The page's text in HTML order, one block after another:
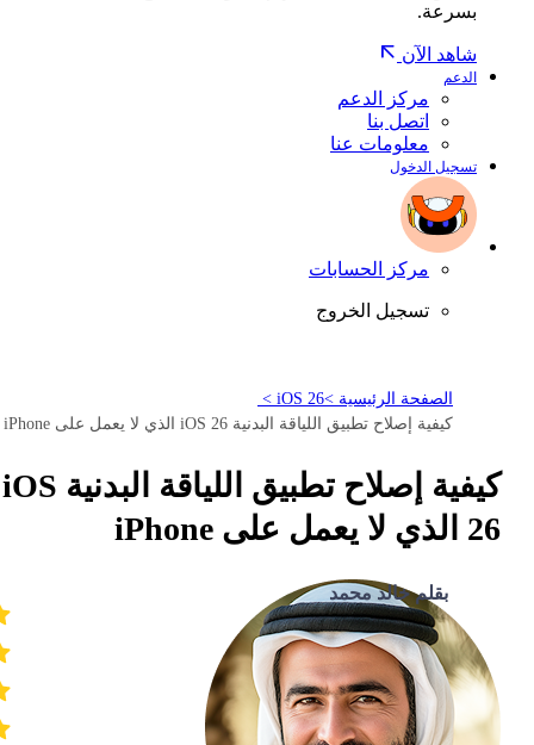
بسرعة.
شاهد الآن
الدعم
مركز الدعم
اتصل بنا
معلومات عنا
تسجيل الدخول
مركز الحسابات
تسجيل الخروج
الصفحة الرئيسية >iOS 26 >
كيفية إصلاح تطبيق اللياقة البدنية iOS 26 الذي لا يعمل على iPhone
كيفية إصلاح تطبيق اللياقة البدنية iOS
26 الذي لا يعمل على iPhone
بقلم خالد محمد